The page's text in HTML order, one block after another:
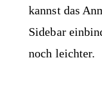
kannst das
Sidebar
noch leichter.